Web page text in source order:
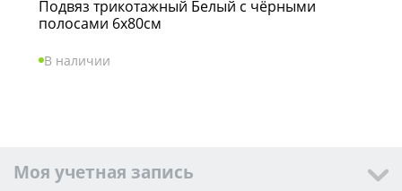
Подвяз трикотажный Белый с чёрными
полосами 6х80см
В наличии
Моя учетная запись